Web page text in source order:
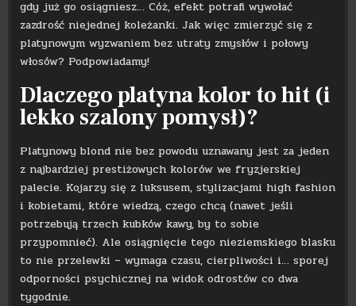
gdy już go osiągniesz… Cóż, efekt potrafi wywołać
zazdrość niejednej koleżanki. Jak więc zmierzyć się z
platynowym wyzwaniem bez utraty zmysłów i połowy
włosów? Podpowiadamy!
Dlaczego platyna kolor to hit (i
lekko szalony pomysł)?
Platynowy blond nie bez powodu uznawany jest za jeden
z najbardziej prestiżowych kolorów we fryzjerskiej
palecie. Kojarzy się z luksusem, stylizacjami high fashion
i kobietami, które wiedzą, czego chcą (nawet jeśli
potrzebują trzech kubków kawy, by to sobie
przypomnieć). Ale osiągnięcie tego nieziemskiego blasku
to nie przelewki – wymaga czasu, cierpliwości i… sporej
odporności psychicznej na widok odrostów co dwa
tygodnie.